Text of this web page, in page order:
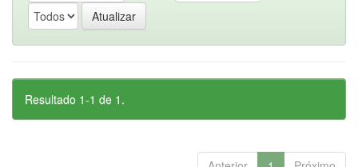
Resultado 1-1 de 1.